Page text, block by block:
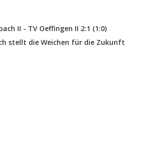
II - TV Oeffingen II 2:1 (1:0)
stellt die Weichen für die Zukunft